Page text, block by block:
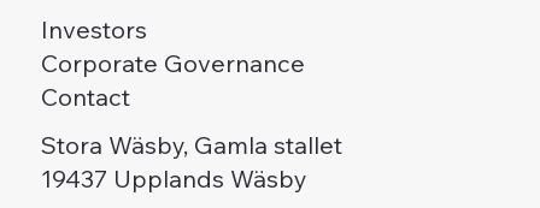
Investors
Corporate Governance
Contact
Stora Wäsby, Gamla stallet
19437 Upplands Wäsby